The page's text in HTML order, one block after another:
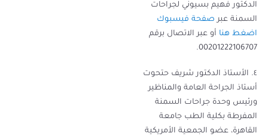
الدكتور فهيم بسيوني لجراحات
السمنة عبرصفحة فيسبوك
اضغط هنا أو عبر الاتصال برقم
00201222106707.
٤. الأستاذ الدكتور شريف حتحوت
أستاذ الجراحة العامة والمناظير
ورئيس وحدة جراحات السمنة
المفرطة بكلية الطب جامعة
القاهرة، عضو الجمعية الأمريكية